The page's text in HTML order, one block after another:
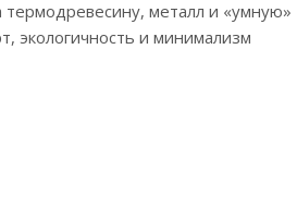
металл и «умную»
экологичность и минимализм